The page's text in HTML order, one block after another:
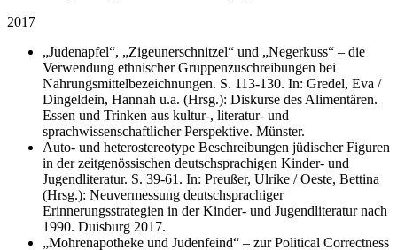
2017
„Judenapfel“, „Zigeunerschnitzel“ und „Negerkuss“ – die
Verwendung ethnischer Gruppenzuschreibungen bei
Nahrungsmittelbezeichnungen. S. 113-130. In: Gredel, Eva /
Dingeldein, Hannah u.a. (Hrsg.): Diskurse des Alimentären.
Essen und Trinken aus kultur-, literatur- und
sprachwissenschaftlicher Perspektive. Münster.
Auto- und heterostereotype Beschreibungen jüdischer Figuren
in der zeitgenössischen deutschsprachigen Kinder- und
Jugendliteratur. S. 39-61. In: Preußer, Ulrike / Oeste, Bettina
(Hrsg.): Neuvermessung deutschsprachiger
Erinnerungsstrategien in der Kinder- und Jugendliteratur nach
1990. Duisburg 2017.
„Mohrenapotheke und Judenfeind“ – zur Political Correctness